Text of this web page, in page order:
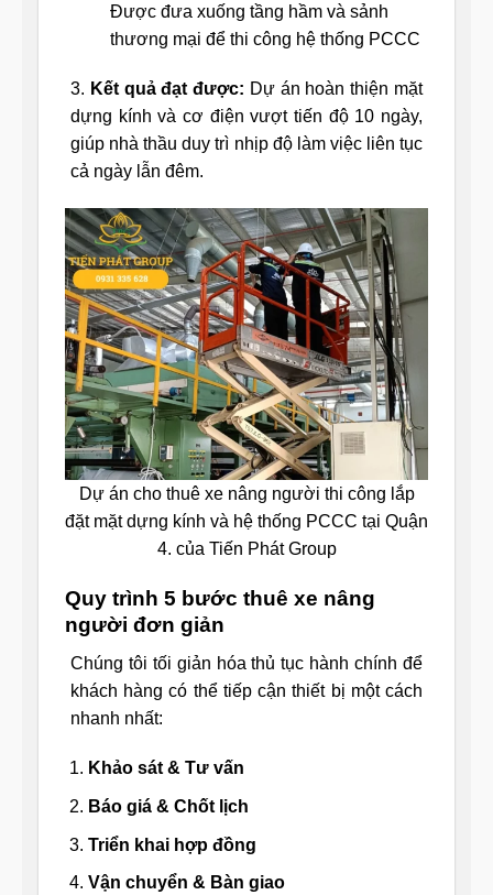
Được đưa xuống tầng hầm và sảnh
thương mại để thi công hệ thống PCCC
3. Kết quả đạt được: Dự án hoàn thiện mặt
dựng kính và cơ điện vượt tiến độ 10 ngày,
giúp nhà thầu duy trì nhịp độ làm việc liên tục
cả ngày lẫn đêm.
Dự án cho thuê xe nâng người thi công lắp
đặt mặt dựng kính và hệ thống PCCC tại Quận
4. của Tiến Phát Group
Quy trình 5 bước thuê xe nâng
người đơn giản
Chúng tôi tối giản hóa thủ tục hành chính để
khách hàng có thể tiếp cận thiết bị một cách
nhanh nhất:
Khảo sát & Tư vấn
Báo giá & Chốt lịch
Triển khai hợp đồng
Vận chuyển & Bàn giao